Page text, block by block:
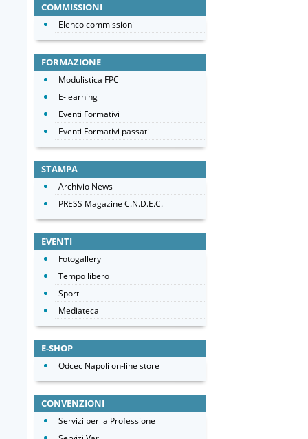
COMMISSIONI
Elenco commissioni
FORMAZIONE
Modulistica FPC
E-learning
Eventi Formativi
Eventi Formativi passati
STAMPA
Archivio News
PRESS Magazine C.N.D.E.C.
EVENTI
Fotogallery
Tempo libero
Sport
Mediateca
E-SHOP
Odcec Napoli on-line store
CONVENZIONI
Servizi per la Professione